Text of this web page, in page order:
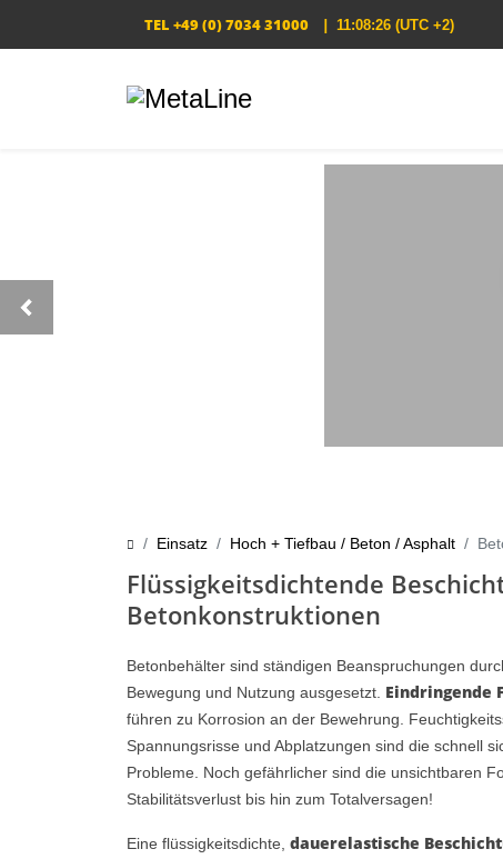
TEL +49 (0) 7034 31000 | 11:08:26 (UTC +2)
Einsatz Hoch + Tiefbau / Beton / Asphalt
Flüssigkeitsdichtende
Betonkonstruktionen
Betonbehälter sind ständigen Beanspruchungen
Bewegung und Nutzung ausgesetzt. Eindringende
führen zu Korrosion an der Bewehrung.
Spannungsrisse und Abplatzungen sind die schnell
Probleme. Noch gefährlicher sind die unsichtbaren
Stabilitätsverlust bis hin zum Totalversagen!
Eine flüssigkeitsdichte, dauerelastische